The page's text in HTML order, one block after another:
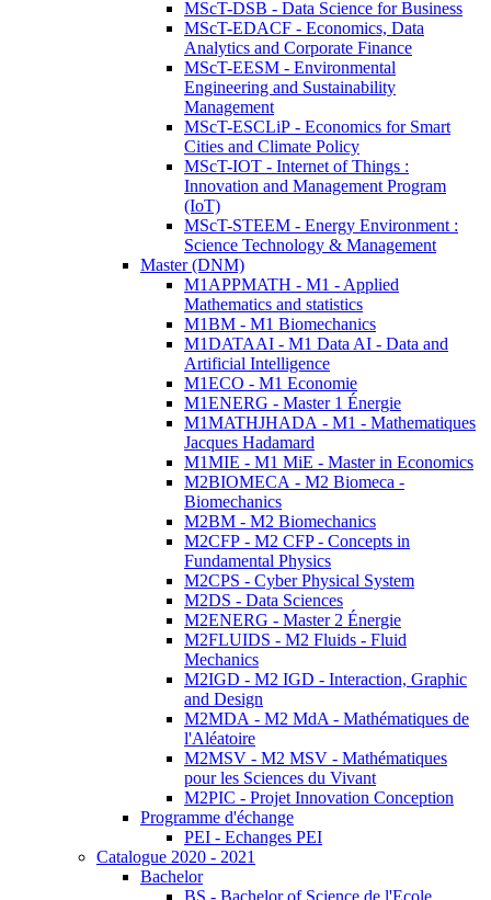
MScT-DSB - Data Science for Business
MScT-EDACF - Economics, Data
Analytics and Corporate Finance
MScT-EESM - Environmental
Engineering and Sustainability
Management
MScT-ESCLiP - Economics for Smart
Cities and Climate Policy
MScT-IOT - Internet of Things :
Innovation and Management Program
(IoT)
MScT-STEEM - Energy Environment :
Science Technology & Management
Master (DNM)
M1APPMATH - M1 - Applied
Mathematics and statistics
M1BM - M1 Biomechanics
M1DATAAI - M1 Data AI - Data and
Artificial Intelligence
M1ECO - M1 Economie
M1ENERG - Master 1 Énergie
M1MATHJHADA - M1 - Mathematiques
Jacques Hadamard
M1MIE - M1 MiE - Master in Economics
M2BIOMECA - M2 Biomeca -
Biomechanics
M2BM - M2 Biomechanics
M2CFP - M2 CFP - Concepts in
Fundamental Physics
M2CPS - Cyber Physical System
M2DS - Data Sciences
M2ENERG - Master 2 Énergie
M2FLUIDS - M2 Fluids - Fluid
Mechanics
M2IGD - M2 IGD - Interaction, Graphic
and Design
M2MDA - M2 MdA - Mathématiques de
l'Aléatoire
M2MSV - M2 MSV - Mathématiques
pour les Sciences du Vivant
M2PIC - Projet Innovation Conception
Programme d'échange
PEI - Echanges PEI
Catalogue 2020 - 2021
Bachelor
BS - Bachelor of Science de l'Ecole